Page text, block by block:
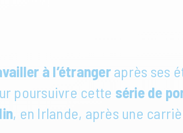
à l’étrangeraprès ses
poursuivre cette série de
, en Irlande, après une